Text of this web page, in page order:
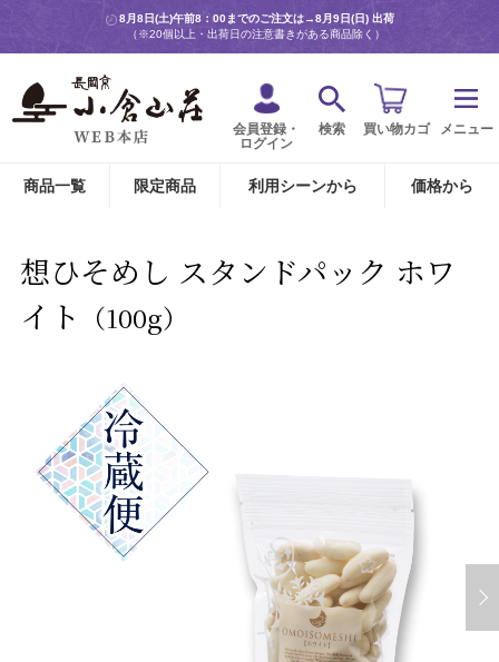
8月8日(土)午前8：00までのご注文は→8月9日(日) 出荷
（※20個以上・出荷日の注意書きがある商品除く）
会員登録・
ログイン
検索 買い物カゴ メニュー
商品一覧 限定商品 利用シーンから 価格から
想ひそめし スタンドパック ホワ
イト
（100g）